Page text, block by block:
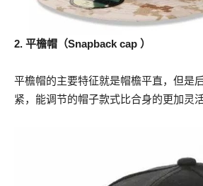
2. 平檐帽（Snapback cap ）
平檐帽的主要特征就是帽檐平直，但是
紧，能调节的帽子款式比合身的更加灵活